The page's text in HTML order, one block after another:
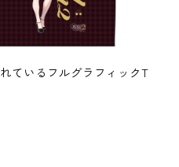
ているフルグラフィックT